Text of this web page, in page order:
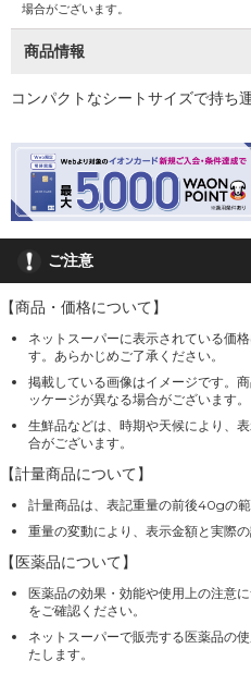
場合がございます。
商品情報
コンパクトなシートサイズで持ち
ご注意
【商品・価格について】
ネットスーパーに表示されている価
す。あらかじめご了承ください。
掲載している画像はイメージです。
ッケージが異なる場合がございます。
生鮮品などは、時期や天候により、
合がございます。
【計量商品について】
計量商品は、表記重量の前後40gの範
重量の変動により、表示金額と実際
【医薬品について】
医薬品の効果・効能や使用上の注意
をご確認ください。
ネットスーパーで販売する医薬品の
たします。